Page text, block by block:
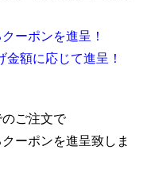
ーポンを進呈！
額に応じて進呈！
ご注文で
ーポンを進呈致しま